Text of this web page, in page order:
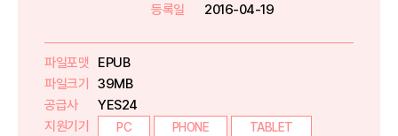
등록일
2016-04-19
파일포맷
EPUB
파일크기
39MB
공급사
YES24
지원기기
PC PHONE
TABLET